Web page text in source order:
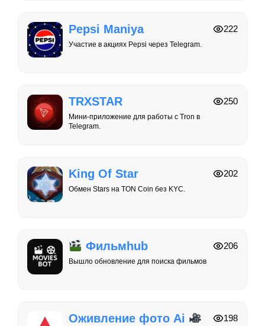
Pepsi Maniya
Участие в акциях Pepsi через Telegram.
222
TRXSTAR
Мини-приложение для работы с Tron в
Telegram.
250
King Of Star
Обмен Stars на TON Coin без KYC.
202
Фильмhub
Вышло обновление для поиска фильмов
206
Оживление фото Ai 198